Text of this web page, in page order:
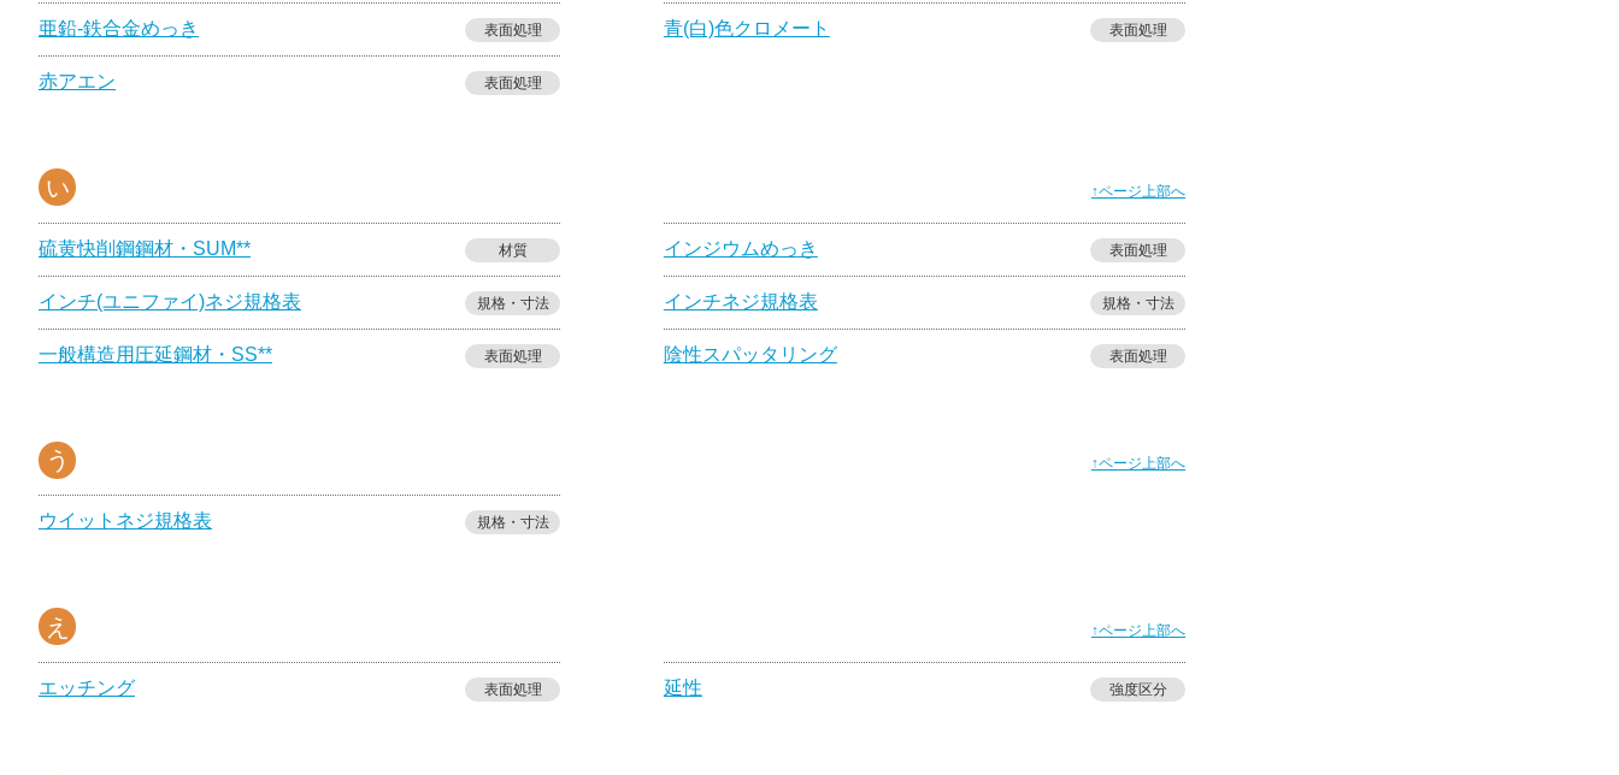
亜鉛-鉄合金めっき 表面処理 青(白)色クロメート 表面処理
赤アエン 表面処理
い ↑ページ上部へ
硫黄快削鋼鋼材・SUM** 材質 インジウムめっき 表面処理
インチ(ユニファイ)ネジ規格表 規格・寸法 インチネジ規格表 規格・寸法
一般構造用圧延鋼材・SS** 表面処理 陰性スパッタリング 表面処理
う ↑ページ上部へ
ウイットネジ規格表 規格・寸法
え ↑ページ上部へ
エッチング 表面処理 延性 強度区分